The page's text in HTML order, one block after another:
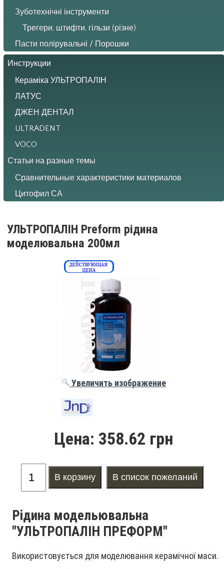
Зуботехнічні інструменти
Трегери, штифти, гільзи (різне)
Пасти полірувальні / Порошки
Инструкции
Кераміка УЛЬТРОПАЛІН
ЛАТУС
ДЖЕН ДЕНТАЛ
ULTRADENT
VOCO
Статьи на разные темы
Сравнительные характеристики материалов
Цитофил СА
УЛЬТРОПАЛІН Preform рідина
моделювальна 200мл
Увеличить изображение
Цена: 358.62 грн
Рідина модельювальна
"УЛЬТРОПАЛІН ПРЕФОРМ"
Використовується для моделювання керамічної маси.